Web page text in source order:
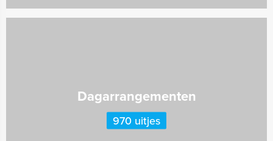
Dagarrangementen
970 uitjes